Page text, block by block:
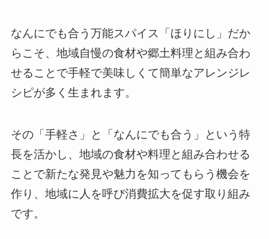
なんにでも合う万能スパイス「ほりにし」だか
らこそ、地域自慢の食材や郷土料理と組み合わ
せることで手軽で美味しくて簡単なアレンジレ
シピが多く生まれます。
その「手軽さ」と「なんにでも合う」という特
長を活かし、地域の食材や料理と組み合わせる
ことで新たな発見や魅力を知ってもらう機会を
作り、地域に人を呼び消費拡大を促す取り組み
です。